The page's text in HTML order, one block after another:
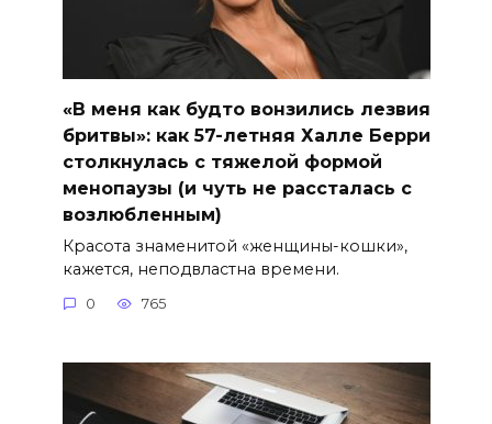
«В меня как будто вонзились лезвия
бритвы»: как 57-летняя Халле Берри
столкнулась с тяжелой формой
менопаузы (и чуть не рассталась с
возлюбленным)
Красота знаменитой «женщины-кошки»,
кажется, неподвластна времени.
0 765